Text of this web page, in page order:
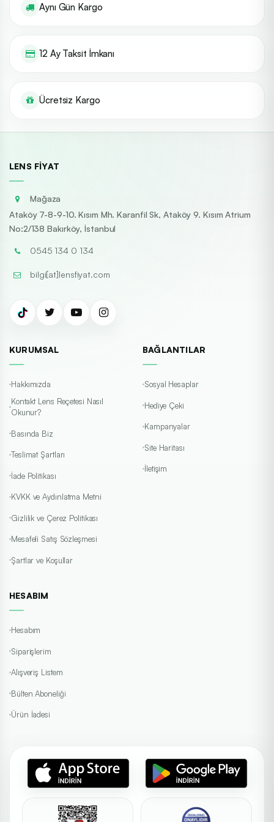
Aynı Gün Kargo
12 Ay Taksit İmkanı
Ücretsiz Kargo
LENS FIYAT
Mağaza
Ataköy 7-8-9-10. Kısım Mh. Karanfil Sk, Ataköy 9. Kısım Atrium
No:2/138 Bakırköy, İstanbul
0545 134 0 134
bilgi[at]lensfiyat.com
KURUMSAL
Hakkımızda
Kontakt Lens Reçetesi Nasıl
Okunur?
Basında Biz
Teslimat Şartları
İade Politikası
KVKK ve Aydınlatma Metni
Gizlilik ve Çerez Politikası
Mesafeli Satış Sözleşmesi
Şartlar ve Koşullar
BAĞLANTILAR
Sosyal Hesaplar
Hediye Çeki
Kampanyalar
Site Haritası
İletişim
HESABIM
Hesabım
Siparişlerim
Alışveriş Listem
Bülten Aboneliği
Ürün İadesi